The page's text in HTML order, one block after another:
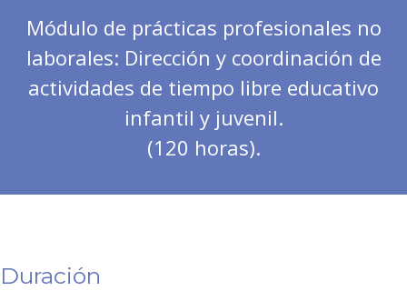
Módulo de prácticas profesionales no
laborales: Dirección y coordinación de
actividades de tiempo libre educativo
infantil y juvenil.
(120 horas).
Duración